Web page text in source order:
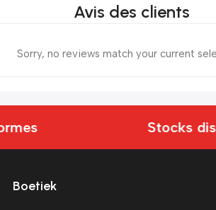
Avis des clients
Sorry, no reviews match your current
Stocks
Boetiek